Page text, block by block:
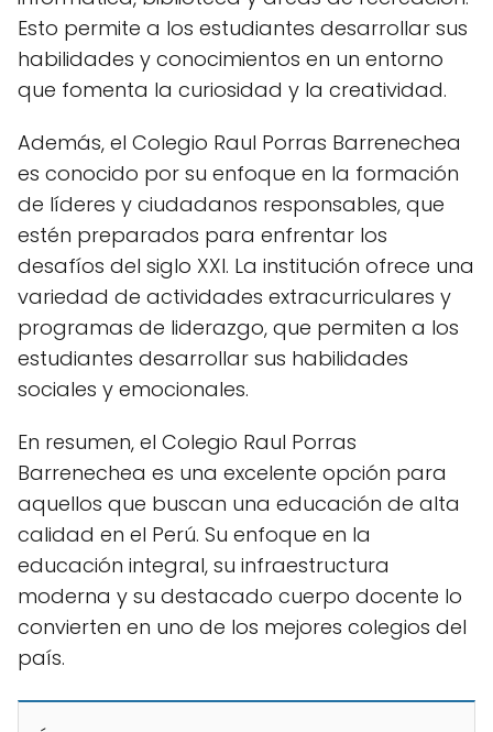
Esto permite a los estudiantes desarrollar sus
habilidades y conocimientos en un entorno
que fomenta la curiosidad y la creatividad.
Además, el Colegio Raul Porras Barrenechea
es conocido por su enfoque en la formación
de líderes y ciudadanos responsables, que
estén preparados para enfrentar los
desafíos del siglo XXI. La institución ofrece una
variedad de actividades extracurriculares y
programas de liderazgo, que permiten a los
estudiantes desarrollar sus habilidades
sociales y emocionales.
En resumen, el Colegio Raul Porras
Barrenechea es una excelente opción para
aquellos que buscan una educación de alta
calidad en el Perú. Su enfoque en la
educación integral, su infraestructura
moderna y su destacado cuerpo docente lo
convierten en uno de los mejores colegios del
país.